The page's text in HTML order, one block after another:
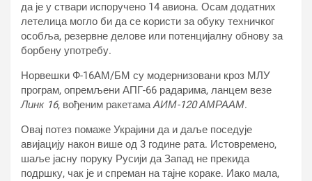
да је у ствари испоручено 14 авиона. Осам додатних
летелица могло би да се користи за обуку техничког
особља, резервне делове или потенцијалну обнову за
борбену употребу.
Норвешки Ф-16АМ/БМ су модернизовани кроз МЛУ
програм, опремљени АПГ-66 радарима, ланцем везе
Линк 16, вођеним ракетамаАИМ-120 АМРААМ.
Овај потез помаже Украјини да и даље поседује
авијацију након више од 3 године рата. Истовремено,
шаље јасну поруку Русији да Запад не прекида
подршку, чак је и спреман на тајне кораке. Иако мала,